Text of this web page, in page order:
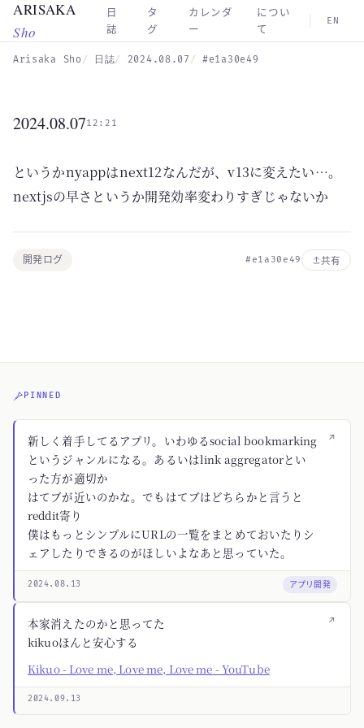
Skip to main content
ARISAKA
Sho
日
誌
タ
グ
カレンダ
ー
につい
て
EN
Arisaka Sho 日誌 2024.08.07 #e1a30e49
2024.08.0712:21
というかnyappはnext12なんだが、v13に変えたい…。
nextjsの早さというか開発効率変わりすぎじゃないか
開発ログ #e1a30e49 共有
PINNED
↗
新しく着手してるアプリ。いわゆるsocial bookmarking
というジャンルになる。あるいはlink aggregatorとい
った方が適切か
はてブが近いのかな。でもはてブはどちらかと言うと
reddit寄り
僕はもっとシンプルにURLの一覧をまとめておいたりシ
ェアしたりできるのがほしいよなあと思っていた。
2024.08.13 アプリ開発
↗
本家消えたのかと思ってた
kikuoほんと安心する
Kikuo - Love me, Love me, Love me - YouTube
2024.09.13